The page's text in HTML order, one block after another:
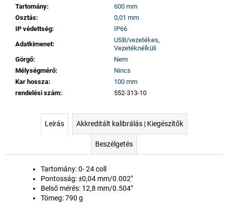
Tartomány:
600 mm
Osztás:
0,01 mm
IP védettség:
IP66
Adatkimenet:
USB/vezetékes,
Vezetéknélküli
Görgő:
Nem
Mélységmérő:
Nincs
Kar hossza:
100 mm
rendelési szám: 552-313-10
Leírás Akkreditált kalibrálás | Kiegészítők
Beszélgetés
Tartomány: 0- 24 coll
Pontosság:±0,04 mm/0.002"
Belső mérés: 12,8 mm/0.504"
Tömeg: 790 g